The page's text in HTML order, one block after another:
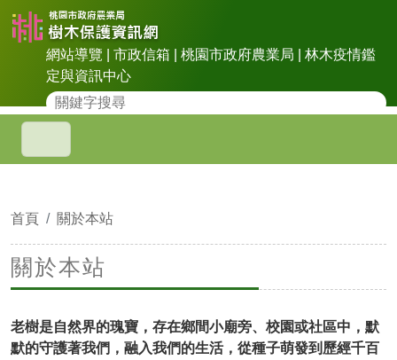
網站導覽 市政信箱 桃園市政府農業局
林木疫情鑑
定與資訊中心
首頁 關於本站
關於本站
老樹是自然界的瑰寶，存在鄉間小廟旁、校園或社區中，默
默的守護著我們，融入我們的生活，從種子萌發到歷經千百